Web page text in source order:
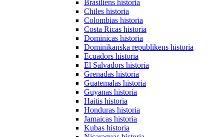
Brasiliens historia
Chiles historia
Colombias historia
Costa Ricas historia
Dominicas historia
Dominikanska republikens historia
Ecuadors historia
El Salvadors historia
Grenadas historia
Guatemalas historia
Guyanas historia
Haitis historia
Honduras historia
Jamaicas historia
Kubas historia